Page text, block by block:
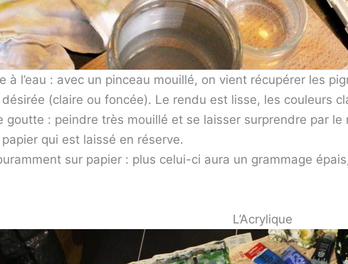
à l’eau : avec un pinceau mouillé, on vient récupérer les
(claire ou foncée). Le rendu est lisse, les couleurs
goutte : peindre très mouillé et se laisser surprendre par
papier qui est laissé en réserve.
sur papier : plus celui-ci aura un grammage
L’Acrylique